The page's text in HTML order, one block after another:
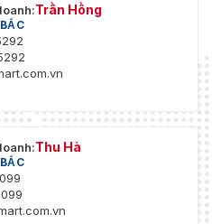
Trần Hồng
Thu Hà